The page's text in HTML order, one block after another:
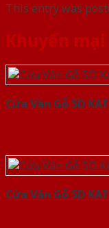
This entry was
Khuyến
Cửa Vân Gỗ 5D
Cửa Vân Gỗ 5D